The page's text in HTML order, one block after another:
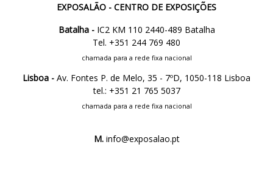
EXPOSALÃO - CENTRO DE EXPOSIÇÕES
Batalha -IC2 KM 110 2440-489 Batalha
Tel. +351 244 769 480
chamada para a rede fixa nacional
Lisboa - Av. Fontes P. de Melo, 35 - 7ºD, 1050-118 Lisboa
tel.: +351 21 765 5037
chamada para a rede fixa nacional
M.info@exposalao.pt